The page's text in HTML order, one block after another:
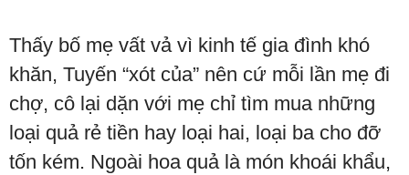
Thấy bố mẹ vất vả vì kinh tế gia đình khó
khăn, Tuyến “xót của” nên cứ mỗi lần mẹ đi
chợ, cô lại dặn với mẹ chỉ tìm mua những
loại quả rẻ tiền hay loại hai, loại ba cho đỡ
tốn kém. Ngoài hoa quả là món khoái khẩu,